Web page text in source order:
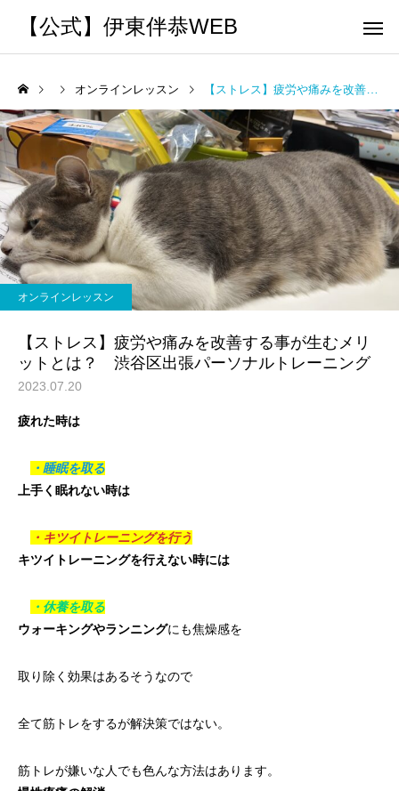
【公式】伊東伴恭WEB
トレーナーとして 個別トレー
出張 講演 セミナー 運動・体操
パーソナルトレーニ
ング
キックボクシングで本当に
痩せますか？｜元日本王者
で答えます
パーソナルトレーニ
ング
パーソナルトレーナー
び方｜失敗しない7つの
解説
オンラインレッスン 【ストレス】疲労や痛みを改善する事が生むメリットとは？ 渋谷区出張パーソナルトレーニング
オンラインレッスン
【ストレス】疲労や痛みを改善する事が生むメリ
ットとは？ 渋谷区出張パーソナルトレーニング
2023.07.20
疲れた時は
・睡眠を取る
上手く眠れない時は
・キツイトレーニングを行う
キツイトレーニングを行えない時には
・休養を取る
ウォーキングやランニングにも焦燥感を
取り除く効果はあるそうなので
全て筋トレをするが解決策ではない。
筋トレが嫌いな人でも色んな方法はあります。